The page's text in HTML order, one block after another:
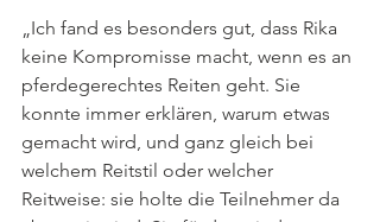
„Ich fand es besonders gut, dass Rika
keine Kompromisse macht, wenn es an
pferdegerechtes Reiten geht. Sie
konnte immer erklären, warum etwas
gemacht wird, und ganz gleich bei
welchem Reitstil oder welcher
Reitweise: sie holte die Teilnehmer da